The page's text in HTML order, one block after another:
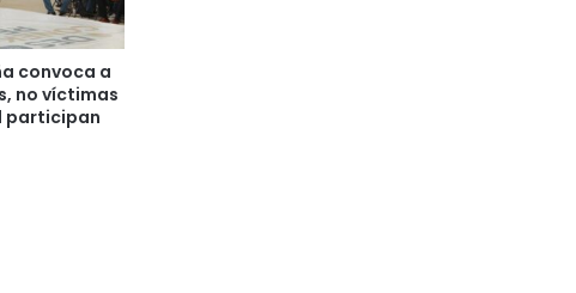
convoca a
no víctimas
participan